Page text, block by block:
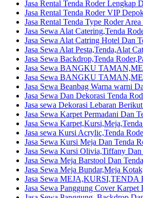
Jasa Rental Tenda Roder Lengkap
Jasa Rental Tenda Roder VIP
Jasa Rental Tenda Type Roder
Jasa Sewa Alat Catering,Tenda
Jasa Sewa Alat Catring Hotel Dan
Jasa Sewa Alat Pesta,Tenda,Alat
Jasa Sewa Backdrop,Tenda
Jasa Sewa BANGKU
Jasa Sewa BANGKU
Jasa Sewa Beanbag Warna warni
Jasa Sewa Dan Dekorasi Tenda
Jasa sewa Dekorasi Lebaran
Jasa Sewa Karpet Permadani Dan
Jasa Sewa
Jasa sewa Kursi Acrylic,Tenda
Jasa Sewa Kursi Meja Dan Tenda
Jasa Sewa Kursi Olivia,Tiffany
Jasa Sewa Meja Barstool Dan
Jasa Sewa Meja Bundar,Meja
Jasa Sewa MEJA,KURSI,TENDA
Jasa Sewa Panggung Cover Karpet